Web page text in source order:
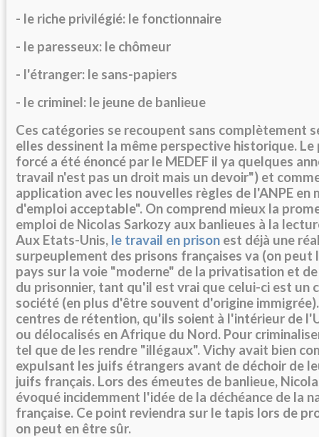
- le riche privilégié: le fonctionnaire
- le paresseux: le chômeur
- l'étranger: le sans-papiers
- le criminel: le jeune de banlieue
Ces catégories se recoupent sans complètement
elles dessinent la même perspective historique.
forcé a été énoncé par le MEDEF il ya quelques
travail n'est pas un droit mais un devoir") et
application avec les nouvelles règles de l'ANPE
d'emploi acceptable". On comprend mieux la
emploi de Nicolas Sarkozy aux banlieues à la
Aux Etats-Unis, le travail en prison est déjà une
surpeuplement des prisons françaises va (on peut
pays sur la voie "moderne" de la privatisation et
du prisonnier, tant qu'il est vrai que celui-ci est un
société (en plus d'être souvent d'origine
centres de rétention, qu'ils soient à l'intérieur de
ou délocalisés en Afrique du Nord. Pour
tel que de les rendre "illégaux". Vichy avait bien
expulsant les juifs étrangers avant de déchoir de
juifs français. Lors des émeutes de banlieue,
évoqué incidemment l'idée de la déchéance de la
française. Ce point reviendra sur le tapis lors de
on peut en être sûr.